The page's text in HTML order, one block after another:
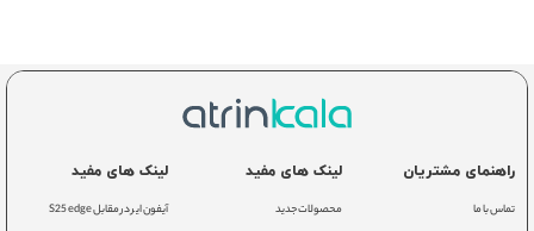
راهنمای مشتریان
تماس با ما
لینک های مفید
محصولات جدید
لینک های مفید
آیفون ایر در مقابل S25 edge